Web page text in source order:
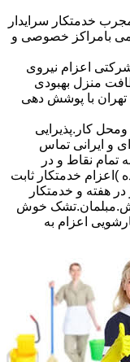
خدمتکار سرایدار
بامراکز خصوصی و
اعزام نیروی
منزل بهبودی
تهران با پوشش دهی
کار.پذیرایی
و ایرانی تماس
تمام نقاط و در
خدمتکار ثابت
1 روز درهفته تا 6 روز در هفته و خدمتکار
خوش
اعزام به